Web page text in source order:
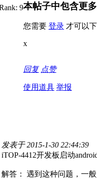
本帖子中包含更
您需要 登录 才可以
x
回复 点赞
使用道具 举报
发表于 2015-1-30 22:44:39
iTOP-4412开发板启动
解答： 遇到这种问题，一